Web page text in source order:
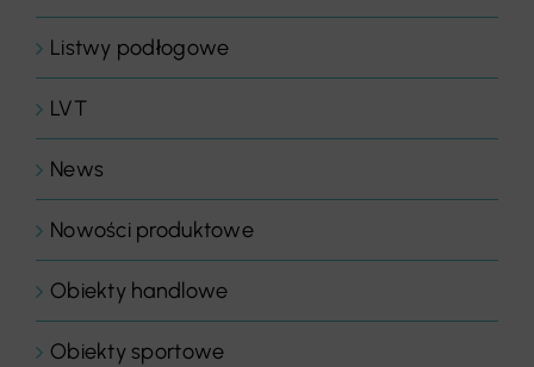
Listwy podłogowe
LVT
News
Nowości produktowe
Obiekty handlowe
Obiekty sportowe